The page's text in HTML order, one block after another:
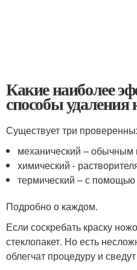
Какие наиболее
способы удаления
Существует три
механический –
химический -
термический – с
Подробно о каждом.
Если соскребать краску
стеклопакет. Но есть
облегчат процедуру и